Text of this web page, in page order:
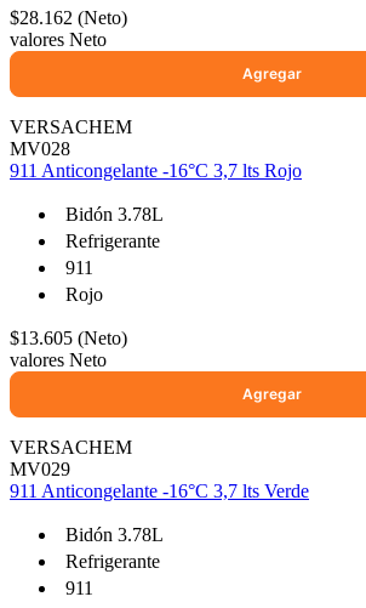
$28.162 (Neto)
valores Neto
VERSACHEM
MV028
911 Anticongelante -16°C 3,7 lts Rojo
Bidón 3.78L
Refrigerante
911
Rojo
$13.605 (Neto)
valores Neto
VERSACHEM
MV029
911 Anticongelante -16°C 3,7 lts Verde
Bidón 3.78L
Refrigerante
911